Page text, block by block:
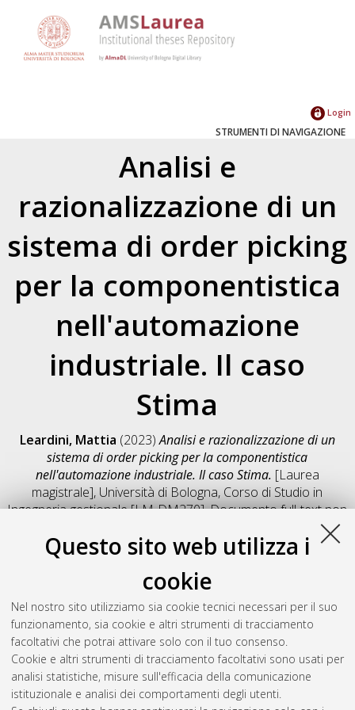
Questo sito web utilizza i
cookie
Nel nostro sito utilizziamo sia cookie tecnici necessari per il suo
funzionamento, sia cookie e altri strumenti di tracciamento
facoltativi che potrai attivare solo con il tuo consenso.
Cookie e altri strumenti di tracciamento facoltativi sono usati per
analisi statistiche, misure sull'efficacia della comunicazione
istituzionale e analisi dei comportamenti degli utenti.
Login
STRUMENTI DI NAVIGAZIONE
Analisi e
razionalizzazione di un
sistema di order picking
per la componentistica
nell'automazione
industriale. Il caso
Stima
Leardini, Mattia (2023)Analisi e razionalizzazione di un
sistema di order picking per la componentistica
nell'automazione industriale. Il caso Stima. [Laurea
magistrale], Università di Bologna, Corso di Studio in
Ingegneria gestionale [LM-DM270], Documento full-text non
Salva citazione
Condividi
Il full-text non è disponibile per scelta dell'autore. (
Abstract
Altri metadati
Gestione del documento: